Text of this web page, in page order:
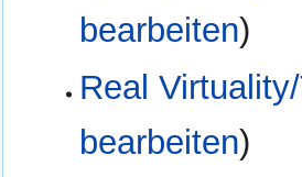
bearbeiten)
Real
bearbeiten)